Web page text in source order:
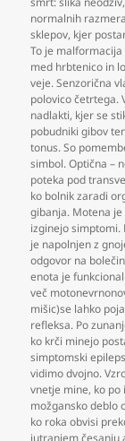
normalnih
sklepov, kjer
To je
med hrbtenico in
veje. Senzorična
polovico četrtega.
nadlakti, kjer se
pobudniki gibov
tonus. So
simbol. Optična –
poteka pod
ko bolnik zaradi
gibanja. Motena
izginejo
je napolnjen z
odgovor na
enota je
več
mišic)se lahko
refleksa. Po
ko krči minejo
simptomski
vidimo dvojno.
vnetje mine, ko po
možgansko deblo
ko roka obvisi
jutranjem česanju